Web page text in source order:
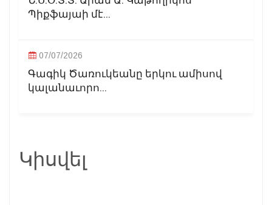
Պիքֆայաի մէ...
07/07/2026
Գագիկ Ծառուկեանը երկու ամիսով
կալանաւորո...
Կիսվել